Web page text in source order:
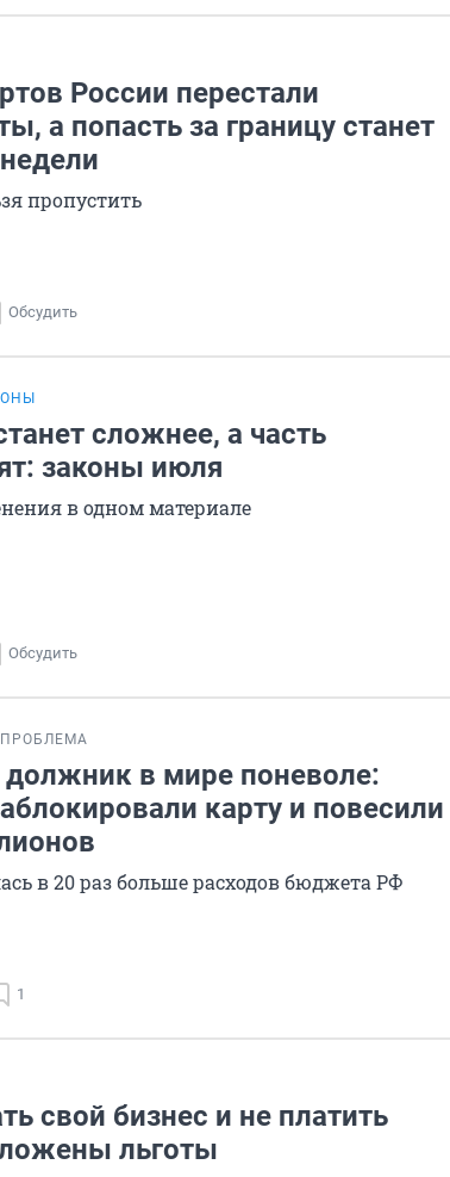
России перестали
а попасть за границу станет
пропустить
Обсудить
сложнее, а часть
законы июля
в одном материале
Обсудить
ПРОБЛЕМА
в мире поневоле:
карту и повесили
в 20 раз больше расходов бюджета РФ
1
свой бизнес и не платить
льготы